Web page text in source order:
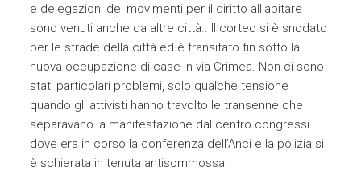
e delegazioni dei movimenti per il diritto all’abitare
sono venuti anche da altre città.. Il corteo si è snodato
per le strade della città ed è transitato fin sotto la
nuova occupazione di case in via Crimea. Non ci sono
stati particolari problemi, solo qualche tensione
quando gli attivisti hanno travolto le transenne che
separavano la manifestazione dal centro congressi
dove era in corso la conferenza dell’Anci e la polizia si
è schierata in tenuta antisommossa.